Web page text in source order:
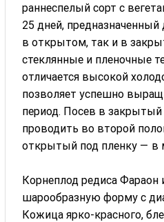
раннеспелый сорт с
25 дней,
в открытом, так и в
стеклянные и пленочные
отличается высокой
позволяет успешно
период. Посев в закрытый
проводить во второй
открытый под пленку — в
Корнеплод редиса Фараон
шарообразную форму с
Кожица ярко-красного,